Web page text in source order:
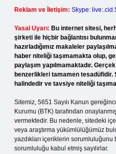
Reklam ve İletişim: Skype:
Yasal Uyarı: Bu internet sitesi,
şirketi ile hiçbir bağlantısı
hazırladığımız makaleler
haber niteliği taşımamakta olup,
paylaşım yapılmamaktadır.
benzerlikleri tamamen
halindedir ve tavsiye niteliği
Sitemiz, 5651 Sayılı Kanun
Kurumu (BTK) tarafından
vermektedir. Bu nedenle, sitedeki
veya araştırma yükümlülüğümüz
yazdıkları içeriklerin
sorumluluğu kabul etmiş sayılırlar.